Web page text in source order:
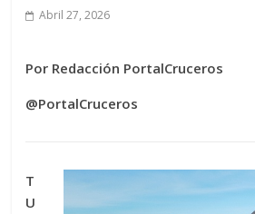
Abril 27, 2026
Por Redacción PortalCruceros
@PortalCruceros
T
U